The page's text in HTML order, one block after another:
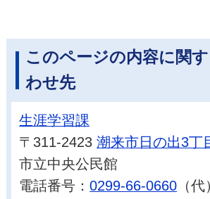
このページの内容に関
わせ先
生涯学習課
〒311-2423潮来市日の出3丁
市立中央公民館
電話番号：0299-66-0660 （代